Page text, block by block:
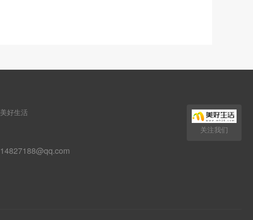
美好生活
14827188@qq.com
关注我们